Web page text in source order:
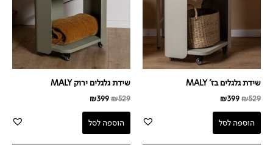
שידת גלגלים בז' MALY
₪529
₪399
הוספה לסל
שידת גלגלים ירוק MALY
₪529
₪399
הוספה לסל